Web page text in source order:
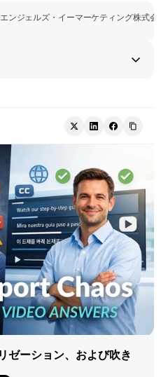
エンジェルズ・イーマーケティング株式会
ゼーション、および吹き